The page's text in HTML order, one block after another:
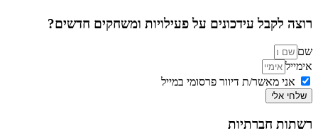
רוצה לקבל עידכונים על פעילויות ומשחקים חדשים?
שם
אימייל
אני מאשר/ת דיוור פרסומי במייל
שלחי אלי
רשתות חברתיות